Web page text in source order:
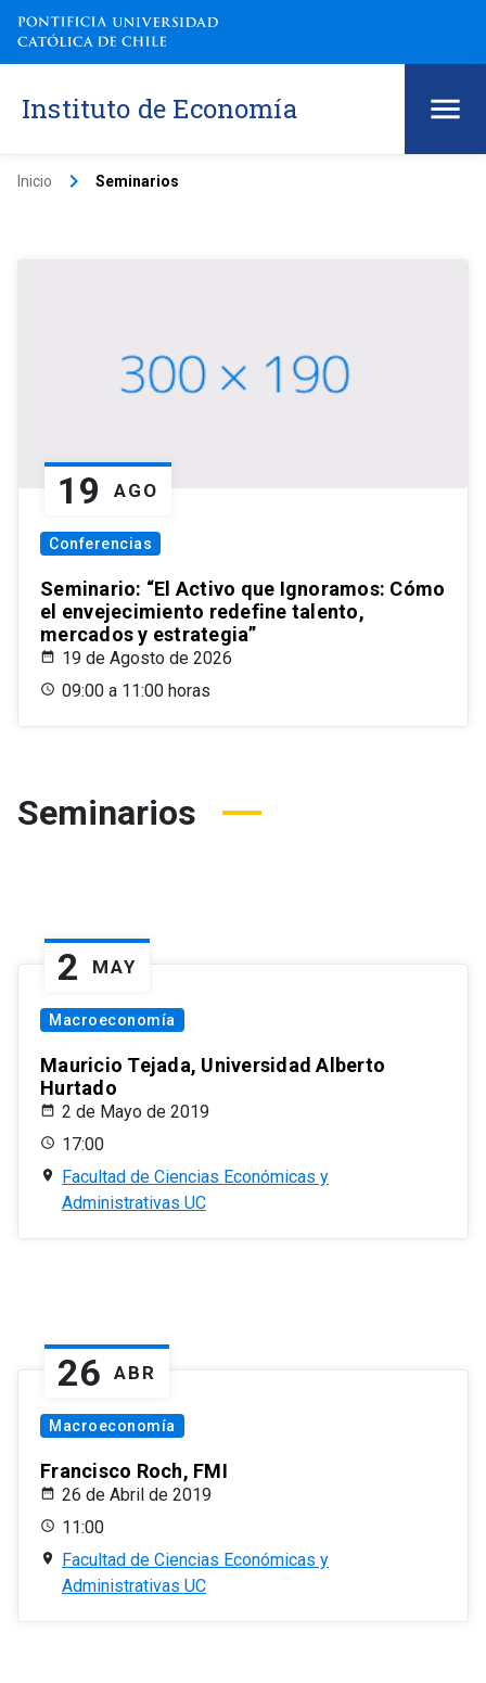
Instituto de Economía
Inicio keyboard_arrow_right Seminarios
19 AGO
Conferencias
Seminario: “El Activo que Ignoramos: Cómo
el envejecimiento redefine talento,
mercados y estrategia”
19 de Agosto de 2026
09:00 a 11:00 horas
Seminarios
2 MAY
Macroeconomía
Mauricio Tejada, Universidad Alberto
Hurtado
2 de Mayo de 2019
17:00
Facultad de Ciencias Económicas y
Administrativas UC
26 ABR
Macroeconomía
Francisco Roch, FMI
26 de Abril de 2019
11:00
Facultad de Ciencias Económicas y
Administrativas UC